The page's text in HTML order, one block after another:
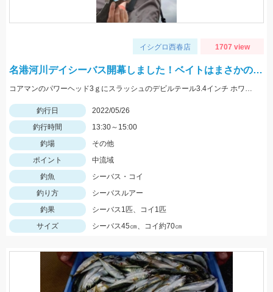
イシグロ西春店 1707 view
名港河川デイシーバス開幕しました！ベイトはまさかの…
コアマンのパワーヘッド3ｇにスラッシュのデビルテール3.4インチ ホワイトシルバーで釣れました！
釣行日
2022/05/26
釣行時間
13:30～15:00
釣場
その他
ポイント
中流域
釣魚
シーバス・コイ
釣り方
シーバスルアー
釣果
シーバス1匹、コイ1匹
サイズ
シーバス45㎝、コイ約70㎝